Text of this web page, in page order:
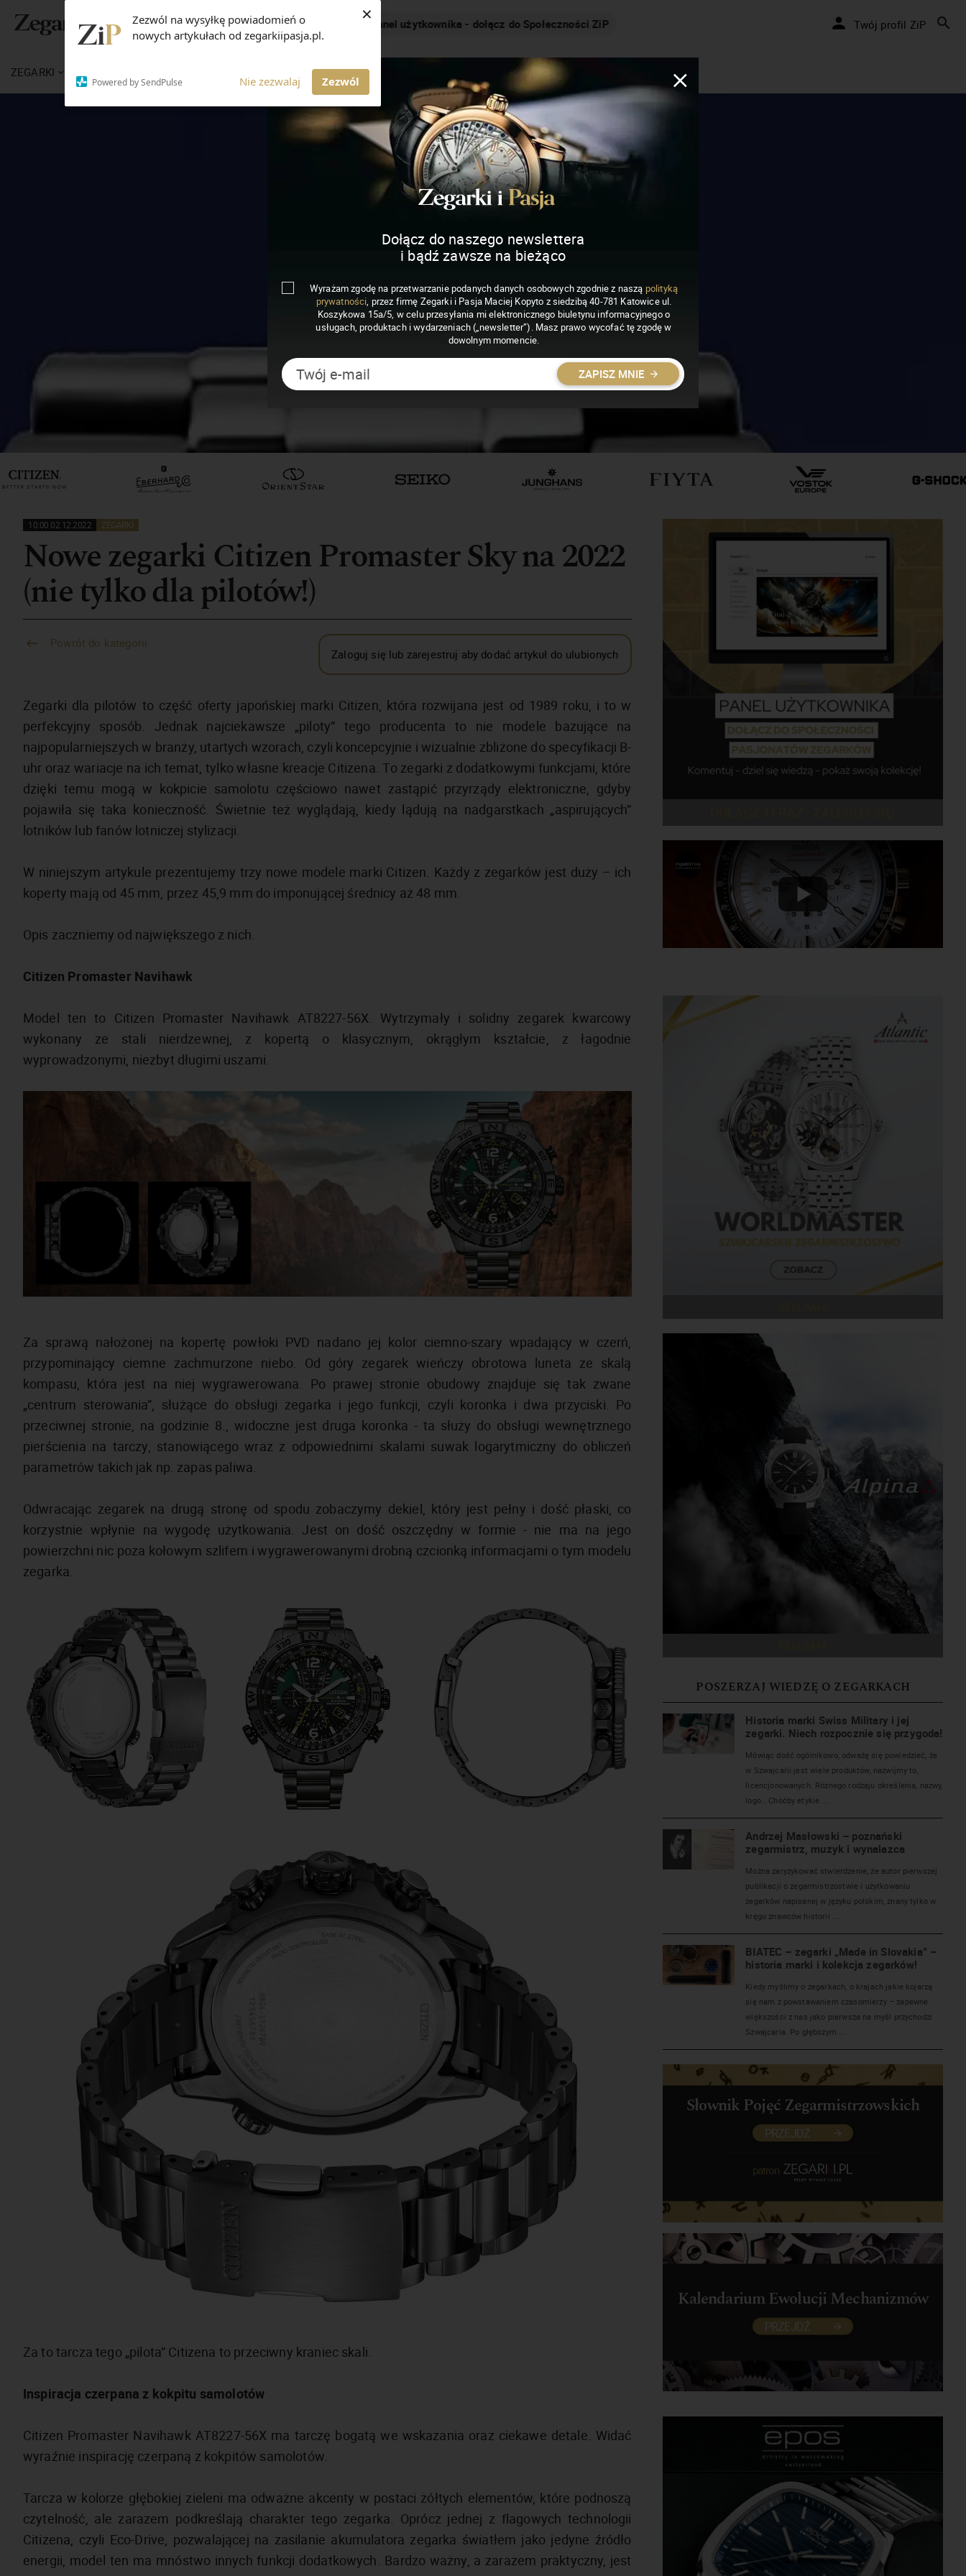
Zezwól na wysyłkę powiadomień o
nowych artykułach od zegarkiipasja.pl.
Powered by SendPulse Nie zezwalaj Zezwól
× Nakręcamy pozytywnie... cały czas! Twój profil ZiP
ZEGARKI MAGAZYN ZEGARKI I PASJA
10:00 02.12.2022 ZEGARKI
Nowe zegarki Citizen Promaster Sky na 2022
(nie tylko dla pilotów!)
Powrót do kategorii
Zaloguj się lub zarejestruj aby dodać artykuł do ulubionych
Zegarki dla pilotów to część oferty japońskiej marki Citizen, która rozwijana jest od 1989 roku, i to w
perfekcyjny sposób. Jednak najciekawsze „piloty” tego producenta to nie modele bazujące na
najpopularniejszych w branży, utartych wzorach, czyli koncepcyjnie i wizualnie zbliżone do specyfikacji B-
uhr oraz wariacje na ich temat, tylko własne kreacje Citizena. To zegarki z dodatkowymi funkcjami, które
dzięki temu mogą w kokpicie samolotu częściowo nawet zastąpić przyrządy elektroniczne, gdyby
pojawiła się taka konieczność. Świetnie też wyglądają, kiedy lądują na nadgarstkach „aspirujących”
lotników lub fanów lotniczej stylizacji.
W niniejszym artykule prezentujemy trzy nowe modele marki Citizen. Każdy z zegarków jest duży – ich
koperty mają od 45 mm, przez 45,9 mm do imponującej średnicy aż 48 mm.
Opis zaczniemy od największego z nich.
Citizen Promaster Navihawk
Model ten to Citizen Promaster Navihawk AT8227-56X. Wytrzymały i solidny zegarek kwarcowy
wykonany ze stali nierdzewnej, z kopertą o klasycznym, okrągłym kształcie, z łagodnie
wyprowadzonymi, niezbyt długimi uszami.
Za sprawą nałożonej na kopertę powłoki PVD nadano jej kolor ciemno-szary wpadający w czerń,
przypominający ciemne zachmurzone niebo. Od góry zegarek wieńczy obrotowa luneta ze skalą
kompasu, która jest na niej wygrawerowana. Po prawej stronie obudowy znajduje się tak zwane
„centrum sterowania”, służące do obsługi zegarka i jego funkcji, czyli koronka i dwa przyciski. Po
przeciwnej stronie, na godzinie 8., widoczne jest druga koronka - ta służy do obsługi wewnętrznego
pierścienia na tarczy, stanowiącego wraz z odpowiednimi skalami suwak logarytmiczny do obliczeń
parametrów takich jak np. zapas paliwa.
Odwracając zegarek na drugą stronę od spodu zobaczymy dekiel, który jest pełny i dość płaski, co
korzystnie wpłynie na wygodę użytkowania. Jest on dość oszczędny w formie - nie ma na jego
powierzchni nic poza kołowym szlifem i wygrawerowanymi drobną czcionką informacjami o tym modelu
zegarka.
Za to tarcza tego „pilota” Citizena to przeciwny kraniec skali.
Inspiracja czerpana z kokpitu samolotów
Citizen Promaster Navihawk AT8227-56X ma tarczę bogatą we wskazania oraz ciekawe detale. Widać
wyraźnie inspirację czerpaną z kokpitów samolotów.
Tarcza w kolorze głębokiej zieleni ma odważne akcenty w postaci żółtych elementów, które podnoszą
czytelność, ale zarazem podkreślają charakter tego zegarka. Oprócz jednej z flagowych technologii
Citizena, czyli Eco-Drive, pozwalającej na zasilanie akumulatora zegarka światłem jako jedyne źródło
energii, model ten ma mnóstwo innych funkcji dodatkowych. Bardzo ważny, a zarazem praktyczny, jest
POSZERZAJ WIEDZĘ O ZEGARKACH
Historia marki Swiss Military i jej
zegarki. Niech rozpocznie się przygoda!
Mówiąc dość ogólnikowo, odważę się powiedzieć, że
w Szwajcarii jest wiele produktów, nazwijmy to,
licencjonowanych. Różnego rodzaju określenia, nazwy,
logo… Choćby etykie ...
Andrzej Masłowski – poznański
zegarmistrz, muzyk i wynalazca
Można zaryzykować stwierdzenie, że autor pierwszej
publikacji o zegarmistrzostwie i użytkowaniu
zegarków napisanej w języku polskim, znany tylko w
kręgu znawców historii ...
BIATEC – zegarki „Made in Slovakia” –
historia marki i kolekcja zegarków!
Kiedy myślimy o zegarkach, o krajach jakie kojarzą
się nam z powstawaniem czasomierzy – zapewne
większości z nas jako pierwsza na myśl przychodzi
Szwajcaria. Po głębszym ...
Słownik Pojęć Zegarmistrzowskich
PRZEJDŹ
patron
Kalendarium Ewolucji Mechanizmów
PRZEJDŹ
Dołącz do naszego newslettera
i bądź zawsze na bieżąco
Wyrażam zgodę na przetwarzanie podanych danych osobowych zgodnie z naszą polityką
prywatności, przez firmę Zegarki i Pasja Maciej Kopyto z siedzibą 40-781 Katowice ul.
Koszykowa 15a/5, w celu przesyłania mi elektronicznego biuletynu informacyjnego o
usługach, produktach i wydarzeniach („newsletter”). Masz prawo wycofać tę zgodę w
dowolnym momencie.
ZAPISZ MNIE